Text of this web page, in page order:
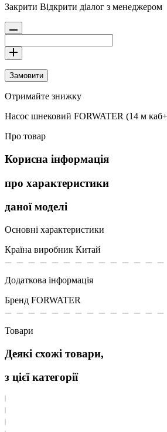
Закрити Відкрити діалог з менеджером
Замовити
Отримайте знижку
Насос шнековий FORWATER (14 м
Про товар
Корисна інформація
про характеристики
даної моделі
Основні характеристики
Країна виробник Китай
Додаткова інформація
Бренд FORWATER
Товари
Деякі схожі товари,
з цієї категорії